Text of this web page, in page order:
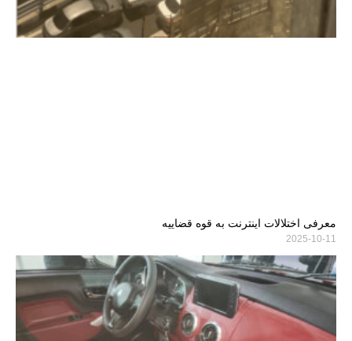
معرفی اختلالات اینترنت به قوه قضاییه
2025-10-11